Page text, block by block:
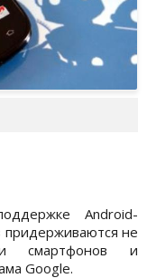
Android-
придерживаются не
смартфонов и
Google.